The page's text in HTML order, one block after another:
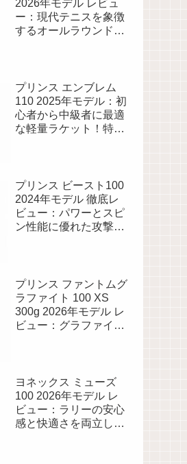
2026年モデル レビュ
ー：現代テニスを象徴
するオールラウンドラ
プリンス エンブレム
110 2025年モデル：初
心者から中級者に最適
な軽量ラケット！特徴
プリンス ビースト100
2024年モデル 徹底レ
ビュー：パワーとスピ
ン性能に優れた攻撃的
プリンス ファントムグ
ラファイト 100 XS
300g 2026年モデル レ
ビュー：グラファイト
ヨネックス ミューズ
100 2026年モデル レ
ビュー：ラリーの安心
感と快適さを両立した